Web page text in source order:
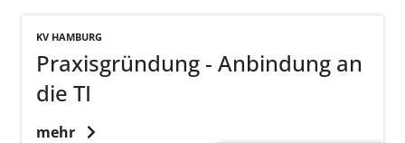
KV HAMBURG
Praxisgründung - Anbindung an
die TI
mehr